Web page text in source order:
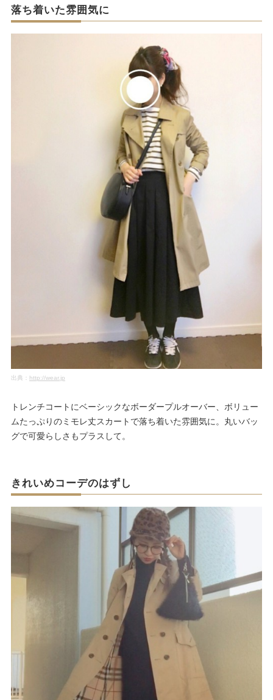
落ち着いた雰囲気に
出典： http://wear.jp
トレンチコートにベーシックなボーダープルオーバー、ボリュー
ムたっぷりのミモレ丈スカートで落ち着いた雰囲気に。丸いバッ
グで可愛らしさもプラスして。
きれいめコーデのはずし